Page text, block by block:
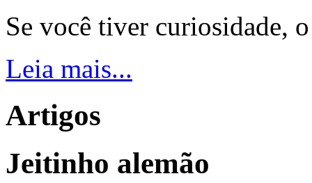
Se você tiver curiosidade,
Leia mais...
Artigos
Jeitinho alemão